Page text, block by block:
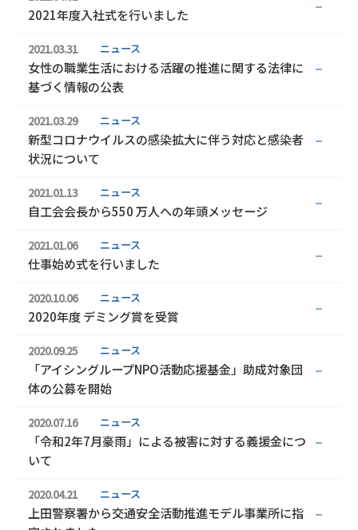
2021年度入社式を行いました
ニュース
2021.03.31
女性の職業生活における活躍の推進に関する法律に
基づく情報の公表
ニュース
2021.03.29
新型コロナウイルスの感染拡大に伴う対応と感染者
状況について
ニュース
2021.01.13
自工会会長から550 万人への年頭メッセージ
ニュース
2021.01.06
仕事始め式を行いました
ニュース
2020.10.06
2020年度 デミング賞を受賞
ニュース
2020.09.25
「アイシングループNPO活動応援基金」助成対象団
体の公募を開始
ニュース
2020.07.16
「令和2年7月豪雨」による被害に対する義援金につ
いて
ニュース
2020.04.21
上田警察署から交通安全活動推進モデル事業所に指